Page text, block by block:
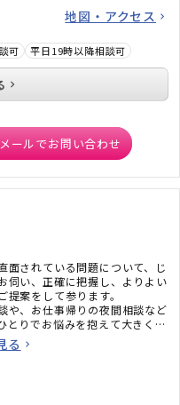
地図・アクセス
可 平日19時以降相談可
ールでお問い合わせ
面されている問題について、じ
伺い、正確に把握し、よりよい
提案をして参ります。
や、お仕事帰りの夜間相談など
とりでお悩みを抱えて大きくし
まずはお気軽にご相談くださ
る